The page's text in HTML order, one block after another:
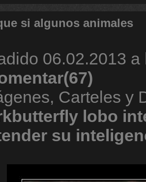
si algunos animales
06.02.2013 a
Carteles y
lobo
su